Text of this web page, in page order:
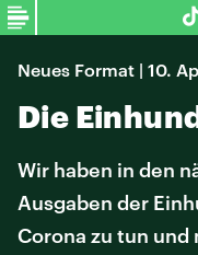
Neues Format | 10.
Die
Wir haben in den
Ausgaben der
Corona zu tun und